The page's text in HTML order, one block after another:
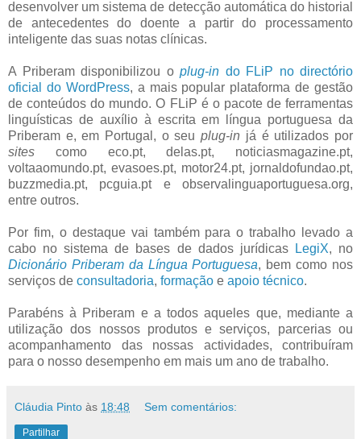
desenvolver um sistema de detecção automática do historial
de antecedentes do doente a partir do processamento
inteligente das suas notas clínicas.
A Priberam disponibilizou o plug-in do FLiP no directório
oficial do WordPress, a mais popular plataforma de gestão
de conteúdos do mundo. O FLiP é o pacote de ferramentas
linguísticas de auxílio à escrita em língua portuguesa da
Priberam e, em Portugal, o seuplug-in já é utilizados por
sites como eco.pt, delas.pt, noticiasmagazine.pt,
voltaaomundo.pt, evasoes.pt, motor24.pt, jornaldofundao.pt,
buzzmedia.pt, pcguia.pt e observalinguaportuguesa.org,
entre outros.
Por fim, o destaque vai também para o trabalho levado a
cabo no sistema de bases de dados jurídicas
LegiX, no
Dicionário Priberam da Língua Portuguesa, bem como nos
serviços de consultadoria, formação e apoio técnico.
Parabéns à Priberam e a todos aqueles que, mediante a
utilização dos nossos produtos e serviços, parcerias ou
acompanhamento das nossas actividades, contribuíram
para o nosso desempenho em mais um ano de trabalho.
Cláudia Pinto às 18:48 Sem comentários:
Partilhar